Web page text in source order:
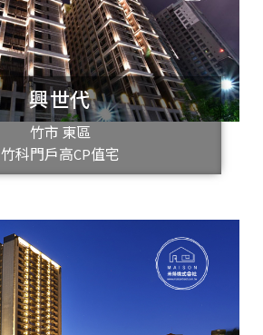
興世代
竹市 東區
竹科門戶高CP值宅